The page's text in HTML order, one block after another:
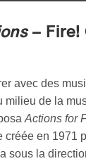
– Fire!
avec des
milieu de la
Actions for
créée en 1971
sous la